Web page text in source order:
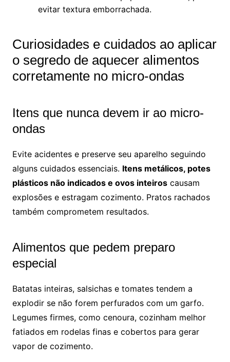
evitar textura emborrachada.
Curiosidades e cuidados ao aplicar
o segredo de aquecer alimentos
corretamente no micro-ondas
Itens que nunca devem ir ao micro-
ondas
Evite acidentes e preserve seu aparelho seguindo
alguns cuidados essenciais. Itens metálicos, potes
plásticos não indicados e ovos inteiroscausam
explosões e estragam cozimento. Pratos rachados
também comprometem resultados.
Alimentos que pedem preparo
especial
Batatas inteiras, salsichas e tomates tendem a
explodir se não forem perfurados com um garfo.
Legumes firmes, como cenoura, cozinham melhor
fatiados em rodelas finas e cobertos para gerar
vapor de cozimento.